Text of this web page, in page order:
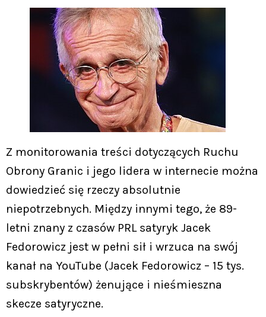
Z monitorowania treści dotyczących Ruchu
Obrony Granic i jego lidera w internecie można
dowiedzieć się rzeczy absolutnie
niepotrzebnych. Między innymi tego, że 89-
letni znany z czasów PRL satyryk Jacek
Fedorowicz jest w pełni sił i wrzuca na swój
kanał na YouTube (Jacek Fedorowicz – 15 tys.
subskrybentów) żenujące i nieśmieszna
skecze satyryczne.